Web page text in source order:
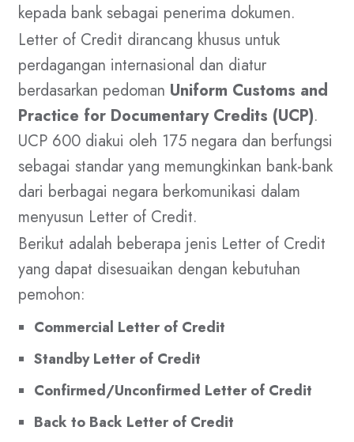
kepada bank sebagai penerima dokumen.
Letter of Credit dirancang khusus untuk
perdagangan internasional dan diatur
berdasarkan pedoman Uniform Customs and
Practice for Documentary Credits (UCP).
UCP 600 diakui oleh 175 negara dan berfungsi
sebagai standar yang memungkinkan bank-bank
dari berbagai negara berkomunikasi dalam
menyusun Letter of Credit.
Berikut adalah beberapa jenis Letter of Credit
yang dapat disesuaikan dengan kebutuhan
pemohon:
Commercial Letter of Credit
Standby Letter of Credit
Confirmed/Unconfirmed Letter of Credit
Back to Back Letter of Credit